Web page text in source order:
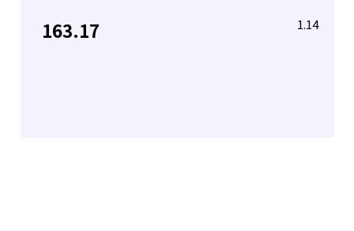
163.17 1.14